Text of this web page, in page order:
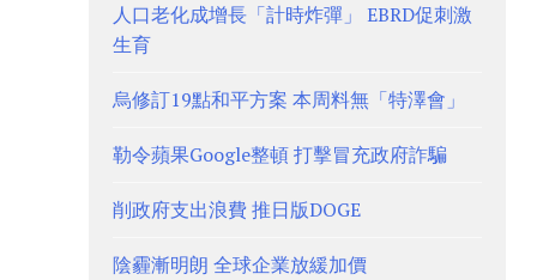
人口老化成增長「計時炸彈」 EBRD促刺激
生育
烏修訂19點和平方案 本周料無「特澤會」
勒令蘋果Google整頓 打擊冒充政府詐騙
削政府支出浪費 推日版DOGE
陰霾漸明朗 全球企業放緩加價